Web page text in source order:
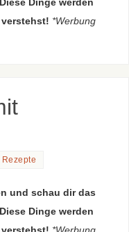
*Werbung
Rezepte
und schau dir das
Dinge werden